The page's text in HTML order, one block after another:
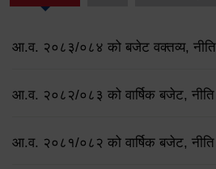
आ.व. २०८३/०८४ को बजेट वक्तव्य, नीति
आ.व. २०८२/०८३ को वार्षिक बजेट, नीति
आ.व. २०८१/०८२ को वार्षिक बजेट, नीति